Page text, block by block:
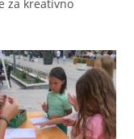
za kreativno